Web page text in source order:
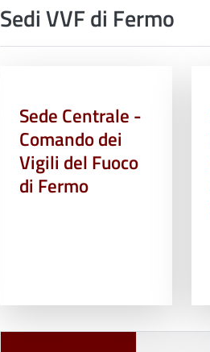
Sedi VVF di Fermo
Sede Centrale -
Comando dei
Vigili del Fuoco
di Fermo